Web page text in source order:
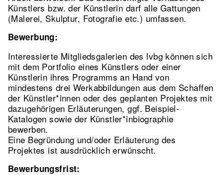
Künstlers bzw. der Künstlerin darf alle Gattungen
(Malerei, Skulptur, Fotografie etc.) umfassen.
Bewerbung:
Interessierte Mitgliedsgalerien des lvbg können sich
mit dem Portfolio eines Künstlers oder einer
Künstlerin ihres Programms an Hand von
mindestens drei Werkabbildungen aus dem Schaffen
der Künstler*innen oder des geplanten Projektes mit
dazugehörigen Erläuterungen, ggf. Beispiel-
Katalogen sowie der Künstler*inbiographie
bewerben.
Eine Begründung und/oder Erläuterung des
Projektes ist ausdrücklich erwünscht.
Bewerbungsfrist: